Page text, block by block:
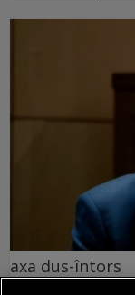
axa dus-întors